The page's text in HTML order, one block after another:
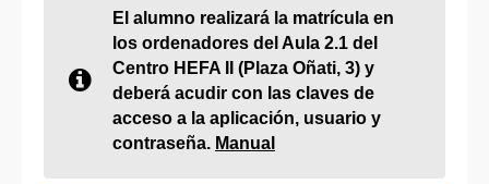
El alumno realizará la matrícula en
los ordenadores del Aula 2.1 del
Centro HEFA II (Plaza Oñati, 3) y
deberá acudir con las claves de
acceso a la aplicación, usuario y
contraseña. Manual